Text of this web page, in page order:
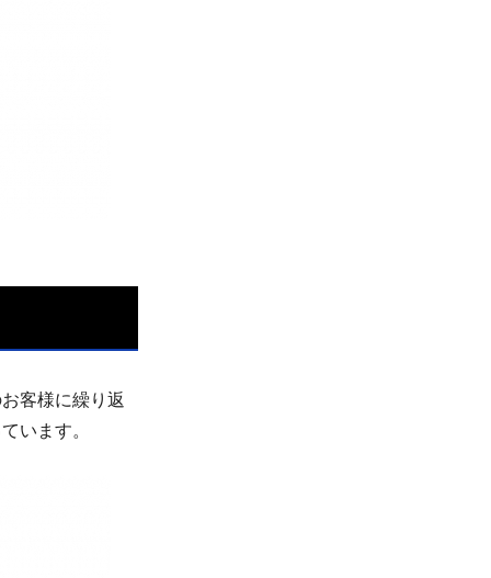
客様に繰り返
います。